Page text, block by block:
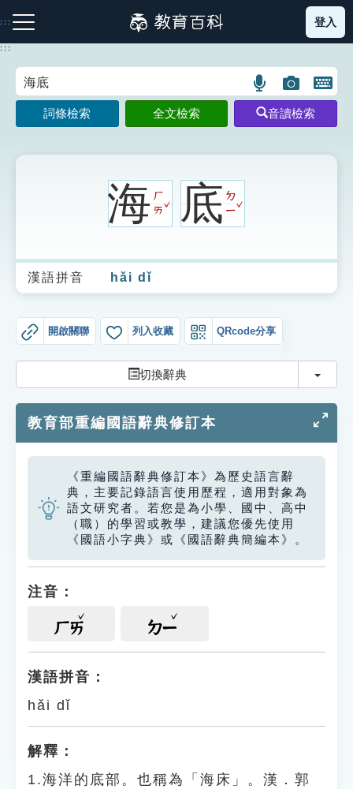
到
主
:::
注音索引圖示 筆畫索引圖示 部首索引表圖示
生字詞彙表
成語故事
索引選單
單字索引
生命大百科索引
遊戲專區
教學應用
貓頭鷹博士
登入
:::
語
言
搜
圖
片
搜
開
鍵
圖
詞條檢索 全文檢索 音讀檢索
海ㄏ
ㄞ
ˇ底ㄉ
ㄧ
ˇ
漢語拼音 hǎi dǐ
開啟關聯 列入收藏 QRcode分享
切換辭典 切換
教育部重編國語辭典修訂本
《重編國語辭典修訂本》為歷史語言辭
典，主要記錄語言使用歷程，適用對象為
語文研究者。若您是為小學、國中、高中
（職）的學習或教學，建議您優先使用
《國語小字典》或《國語辭典簡編本》。
注音：
ㄏㄞ ㄉㄧ
漢語拼音：
hǎi dǐ
解釋：
1.海洋的底部。也稱為「海床」。漢．郭